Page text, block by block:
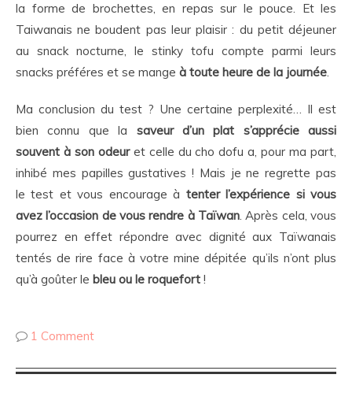
la forme de brochettes, en repas sur le pouce. Et les
Taiwanais ne boudent pas leur plaisir : du petit déjeuner
au snack nocturne, le stinky tofu compte parmi leurs
snacks préféres et se mange à toute heure de la journée.
Ma conclusion du test ? Une certaine perplexité… Il est
bien connu que la saveur d’un plat s’apprécie aussi
souvent à son odeur et celle du cho dofu a, pour ma part,
inhibé mes papilles gustatives ! Mais je ne regrette pas
le test et vous encourage à tenter l’expérience si vous
avez l’occasion de vous rendre à Taïwan. Après cela, vous
pourrez en effet répondre avec dignité aux Taïwanais
tentés de rire face à votre mine dépitée qu’ils n’ont plus
qu’à goûter le bleu ou le roquefort !
1 Comment